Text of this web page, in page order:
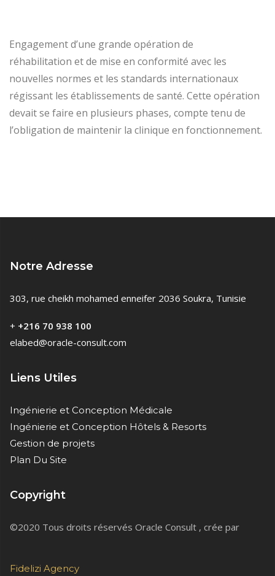
Engagement d’une grande opération de
réhabilitation et de mise en conformité avec les
nouvelles normes et les standards internationaux
régissant les établissements de santé. Cette opération
devait se faire en plusieurs phases, compte tenu de
l’obligation de maintenir la clinique en fonctionnement.
Notre Adresse
303, rue cheikh mohamed enneifer 2036 Soukra, Tunisie
+ +216 70 938 100
elabed@oracle-consult.com
Liens Utiles
Ingénierie et Conception Médicale
Ingénierie et Conception Hôtels & Resorts
Gestion de projets
Plan Du Site
Copyright
©2020 Tous droits réservés Oracle Consult , crée par
Fidelizi Agency